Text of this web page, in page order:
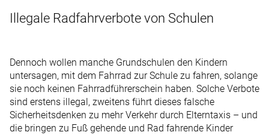
Illegale Radfahrverbote von Schulen
Dennoch wollen manche Grundschulen den Kindern
untersagen, mit dem Fahrrad zur Schule zu fahren, solange
sie noch keinen Fahrradführerschein haben. Solche Verbote
sind erstens illegal, zweitens führt dieses falsche
Sicherheitsdenken zu mehr Verkehr durch Elterntaxis – und
die bringen zu Fuß gehende und Rad fahrende Kinder